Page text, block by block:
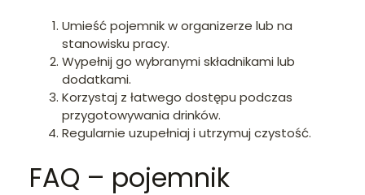
Umieść pojemnik w organizerze lub na
stanowisku pracy.
Wypełnij go wybranymi składnikami lub
dodatkami.
Korzystaj z łatwego dostępu podczas
przygotowywania drinków.
Regularnie uzupełniaj i utrzymuj czystość.
FAQ – pojemnik